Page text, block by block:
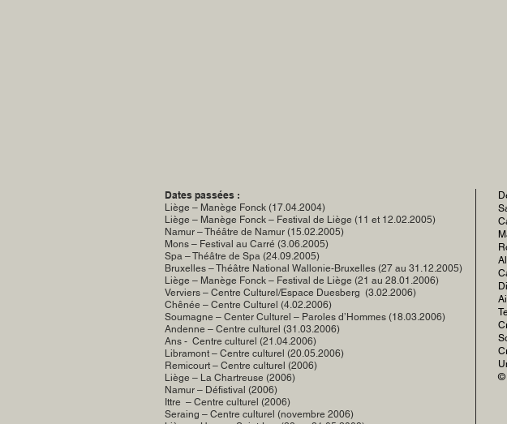
Dates passées :
Liège – Manège Fonck (17.04.2004)
Liège – Manège Fonck – Festival de Liège (11 et 12.02.2005)
Namur – Théâtre de Namur (15.02.2005)
Mons – Festival au Carré (3.06.2005)
Spa – Théâtre de Spa (24.09.2005)
Bruxelles – Théâtre National Wallonie-Bruxelles (27 au 31.12.2005)
Liège – Manège Fonck – Festival de Liège (21 au 28.01.2006)
Verviers – Centre Culturel/Espace Duesberg (3.02.2006)
Chênée – Centre Culturel (4.02.2006)
Soumagne – Center Culturel – Paroles d’Hommes (18.03.2006)
Andenne – Centre culturel (31.03.2006)
Ans - Centre culturel (21.04.2006)
Libramont – Centre culturel (20.05.2006)
Remicourt – Centre culturel (2006)
Liège – La Chartreuse (2006)
Namur – Défistival (2006)
Ittre – Centre culturel (2006)
Seraing – Centre culturel (novembre 2006)
©